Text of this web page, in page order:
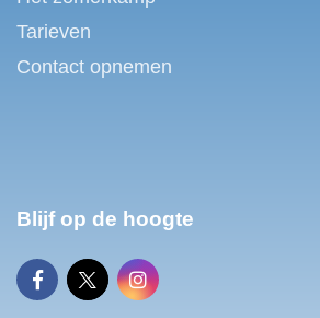
Tarieven
Contact opnemen
Blijf op de hoogte